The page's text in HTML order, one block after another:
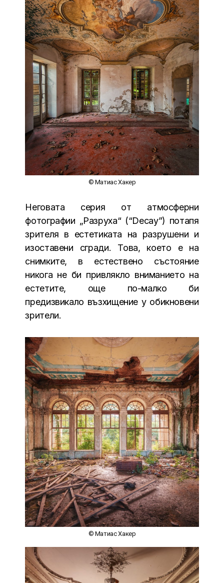
© Матиас Хакер
Неговата серия от атмосферни
фотографии „Разруха“ (“Decay”) потапя
зрителя в естетиката на разрушени и
изоставени сгради. Това, което е на
снимките, в естествено състояние
никога не би привлякло вниманието на
естетите, още по-малко би
предизвикало възхищение у обикновени
зрители.
© Матиас Хакер